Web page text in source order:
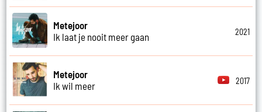
Metejoor
Ik laat je nooit meer gaan
2021
Metejoor
Ik wil meer
2017